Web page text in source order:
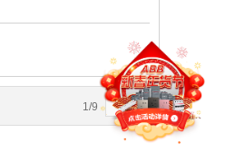
1/9 4 5